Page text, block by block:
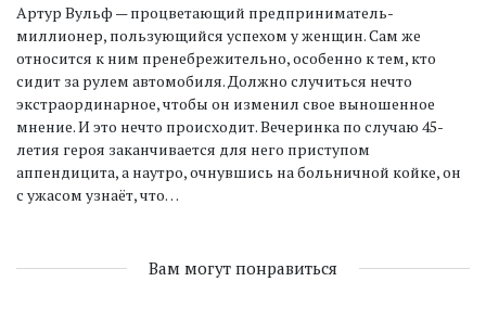
Артур Вульф — процветающий предприниматель-
миллионер, пользующийся успехом у женщин. Сам же
относится к ним пренебрежительно, особенно к тем, кто
сидит за рулем автомобиля. Должно случиться нечто
экстраординарное, чтобы он изменил свое выношенное
мнение. И это нечто происходит. Вечеринка по случаю 45-
летия героя заканчивается для него приступом
аппендицита, а наутро, очнувшись на больничной койке, он
с ужасом узнаёт, что…
Вам могут понравиться